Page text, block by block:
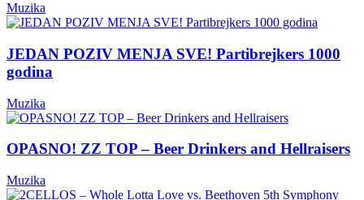
Muzika
JEDAN POZIV MENJA SVE! Partibrejkers 1000
godina
Muzika
OPASNO! ZZ TOP – Beer Drinkers and Hellraisers
Muzika